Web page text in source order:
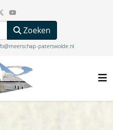
Zoeken
paterswolde.nl